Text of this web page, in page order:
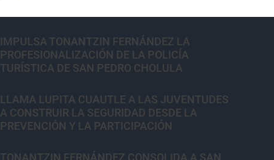
IMPULSA TONANTZIN FERNÁNDEZ LA
PROFESIONALIZACIÓN DE LA POLICÍA
TURÍSTICA DE SAN PEDRO CHOLULA
LLAMA LUPITA CUAUTLE A LAS JUVENTUDES
A CONSTRUIR LA SEGURIDAD DESDE LA
PREVENCIÓN Y LA PARTICIPACIÓN
TONANTZIN FERNÁNDEZ CONSOLIDA A SAN